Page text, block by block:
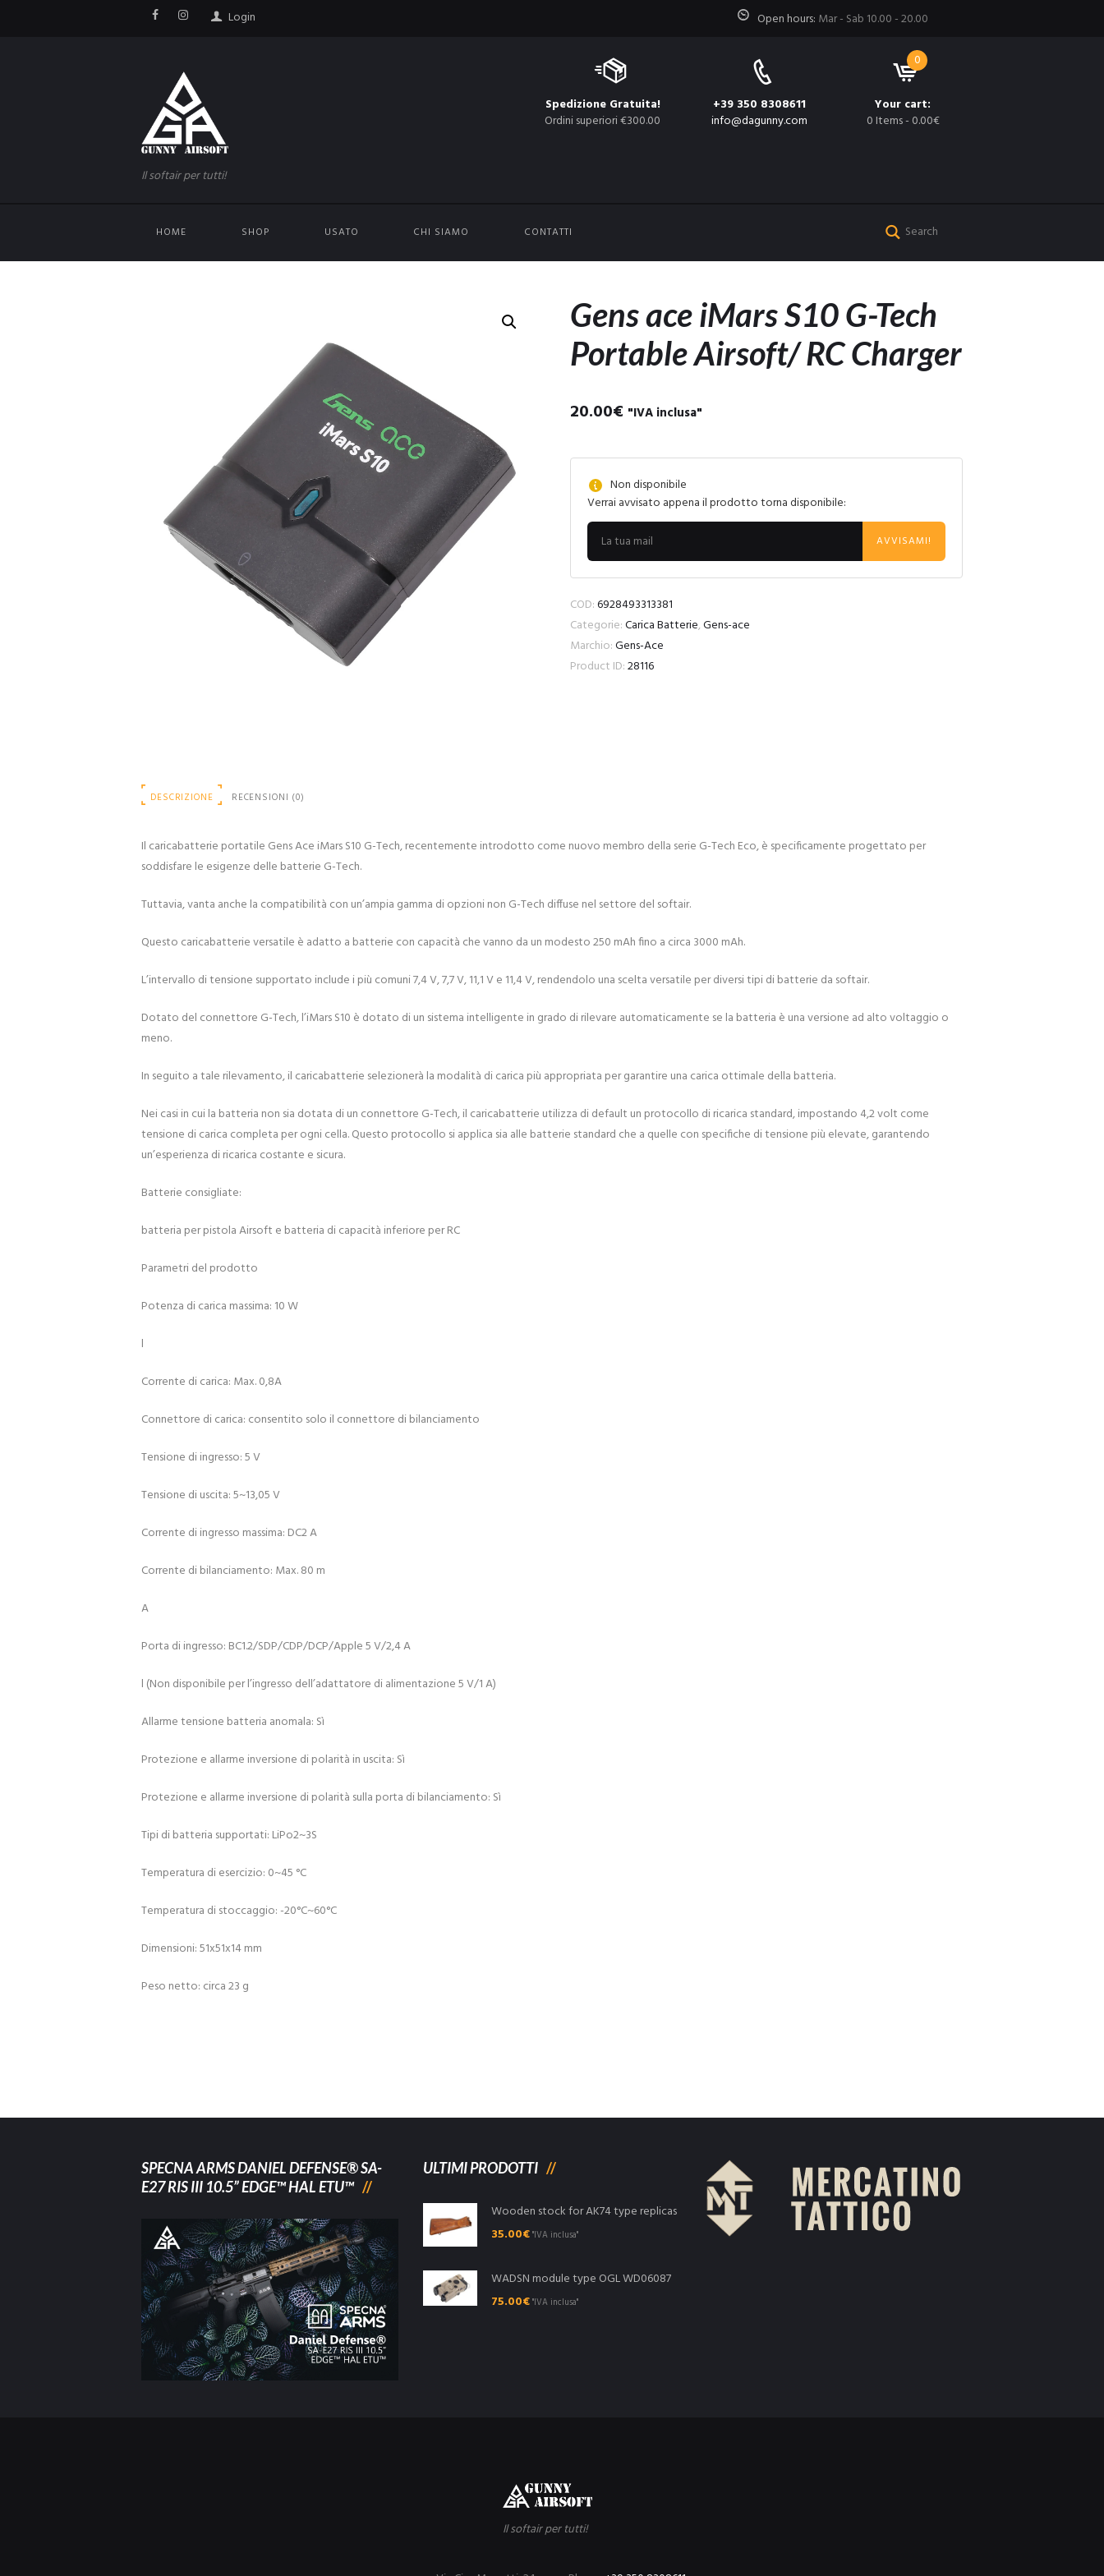
Login Open hours: Mar - Sab 10.00 - 20.00
Il softair per tutti!
Spedizione Gratuita!
Ordini superiori €300.00
+39 350 8308611
info@dagunny.com
0
Your cart:
0 Items- 0.00€
HOME SHOP USATO CHI SIAMO CONTATTI
Gens ace iMars S10 G-Tech
Portable Airsoft/ RC Charger
20.00€ "IVA inclusa"
Non disponibile
Verrai avvisato appena il prodotto torna disponibile:
AVVISAMI!
COD:6928493313381
Categorie:Carica Batterie,Gens-ace
Marchio:Gens-Ace
Product ID:28116
DESCRIZIONE RECENSIONI (0)
Il caricabatterie portatile Gens Ace iMars S10 G-Tech, recentemente introdotto come nuovo membro della serie G-Tech Eco, è specificamente progettato per
soddisfare le esigenze delle batterie G-Tech.
Tuttavia, vanta anche la compatibilità con un’ampia gamma di opzioni non G-Tech diffuse nel settore del softair.
Questo caricabatterie versatile è adatto a batterie con capacità che vanno da un modesto 250 mAh fino a circa 3000 mAh.
L’intervallo di tensione supportato include i più comuni 7,4 V, 7,7 V, 11,1 V e 11,4 V, rendendolo una scelta versatile per diversi tipi di batterie da softair.
Dotato del connettore G-Tech, l’iMars S10 è dotato di un sistema intelligente in grado di rilevare automaticamente se la batteria è una versione ad alto voltaggio o
meno.
In seguito a tale rilevamento, il caricabatterie selezionerà la modalità di carica più appropriata per garantire una carica ottimale della batteria.
Nei casi in cui la batteria non sia dotata di un connettore G-Tech, il caricabatterie utilizza di default un protocollo di ricarica standard, impostando 4,2 volt come
tensione di carica completa per ogni cella. Questo protocollo si applica sia alle batterie standard che a quelle con specifiche di tensione più elevate, garantendo
un’esperienza di ricarica costante e sicura.
Batterie consigliate:
batteria per pistola Airsoft e batteria di capacità inferiore per RC
Parametri del prodotto
Potenza di carica massima: 10 W
l
Corrente di carica: Max. 0,8A
Connettore di carica: consentito solo il connettore di bilanciamento
Tensione di ingresso: 5 V
Tensione di uscita: 5~13,05 V
Corrente di ingresso massima: DC2 A
Corrente di bilanciamento: Max. 80 m
A
Porta di ingresso: BC1.2/SDP/CDP/DCP/Apple 5 V/2,4 A
l (Non disponibile per l’ingresso dell’adattatore di alimentazione 5 V/1 A)
Allarme tensione batteria anomala: Sì
Protezione e allarme inversione di polarità in uscita: Sì
Protezione e allarme inversione di polarità sulla porta di bilanciamento: Sì
Tipi di batteria supportati: LiPo2~3S
Temperatura di esercizio: 0~45 °C
Temperatura di stoccaggio: -20°C~60°C
Dimensioni: 51x51x14 mm
Peso netto: circa 23 g
SPECNA ARMS DANIEL DEFENSE® SA-
E27 RIS III 10.5” EDGE™ HAL ETU™
ULTIMI PRODOTTI
Wooden stock for AK74 type replicas
35.00€"IVA inclusa"
WADSN module type OGL WD06087
75.00€"IVA inclusa"
Il softair per tutti!